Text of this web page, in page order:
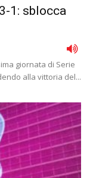
1: sblocca
giornata di Serie
alla vittoria del...